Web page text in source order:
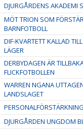
DJURGÅRDENS AKADEMI
MÖT TRION SOM
BARNFOTBOLL
DIF-KVARTETT KALLAD
LÄGER
DERBYDAGEN ÄR
FLICKFOTBOLLEN
WARREN NGANA
LANDSLAGET
DJURGÅRDEN UNGDOM